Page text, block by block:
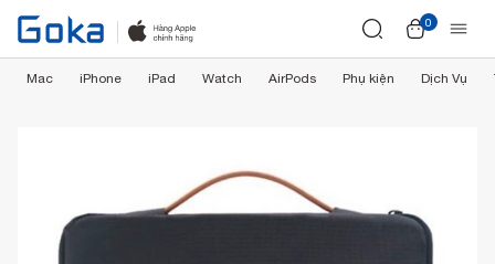
0
Mac iPhone iPad Watch AirPods Phụ kiện Dịch Vụ